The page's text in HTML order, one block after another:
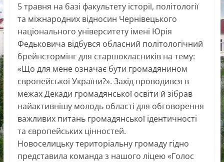
5 травня на базі факультету історії, політології
та міжнародних відносин Чернівецького
національного університету імені Юрія
Федьковича відбувся обласний політологічний
брейнстормінг для старшокласників на тему:
«Що для мене означає бути громадянином
європейської України?». Захід проводився в
межах Декади громадянської освіти й зібрав
найактивнішу молодь області для обговорення
важливих питань громадянської ідентичності
та європейських цінностей.
Новоселицьку територіальну громаду гідно
представила команда з нашого ліцею «Голос